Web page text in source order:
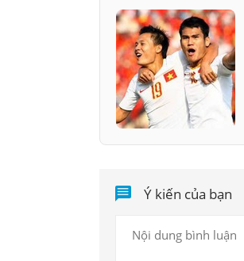
Ý kiến của bạn